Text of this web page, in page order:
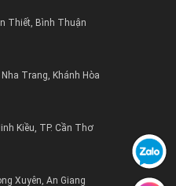
Thiết, Bình Thuận
Trang, Khánh Hòa
Kiều, TP. Cần Thơ
Xuyên, An Giang